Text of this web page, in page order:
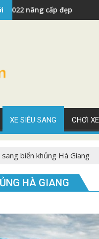
đẹp Siêu
XE SIÊU SANG CHƠI XE
biển khủng Hà Giang
HÀ GIANG